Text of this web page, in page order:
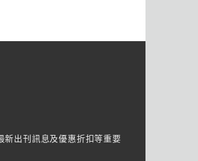
新出刊訊息及優惠折扣等重要